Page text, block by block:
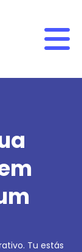
Tu estás